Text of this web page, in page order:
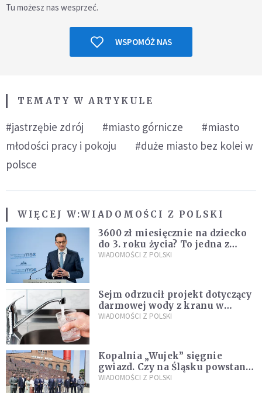
Tu możesz nas wesprzeć.
WSPOMÓŻ NAS
TEMATY W ARTYKULE
#jastrzębie zdrój #miasto górnicze
#miasto
młodości pracy i pokoju
#duże miasto bez kolei w
polsce
WIĘCEJ W:WIADOMOŚCI Z POLSKI
3600 zł miesięcznie na dziecko
do 3. roku życia? To jedna z
propozycji programu "Rozwój
WIADOMOŚCI Z POLSKI
Sejm odrzucił projekt dotyczący
darmowej wody z kranu w
restauracjach
WIADOMOŚCI Z POLSKI
Kopalnia „Wujek” sięgnie
gwiazd. Czy na Śląsku powstanie
„Dolina Krzemowa”?
WIADOMOŚCI Z POLSKI